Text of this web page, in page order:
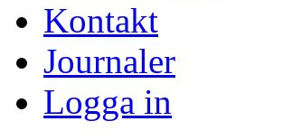
Kontakt
Journaler
Logga in